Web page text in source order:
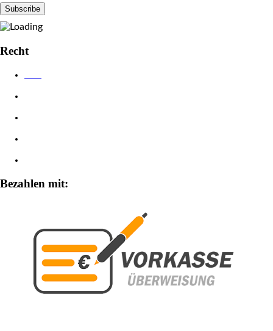
Recht
Bezahlen mit: